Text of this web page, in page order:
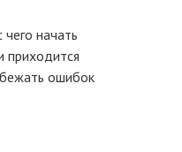
начать
приходится
ошибок